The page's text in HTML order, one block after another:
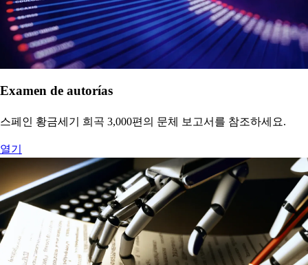
Examen de autorías
스페인 황금세기 희곡 3,000편의 문체 보고서를 참조하세요.
열기